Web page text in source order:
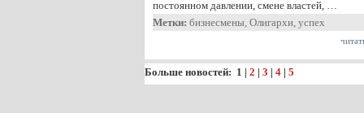
постоянном давлении, смене властей, …
Метки: бизнесмены, Олигархи, успех
Больше новостей: 1 | 2 | 3 | 4 | 5